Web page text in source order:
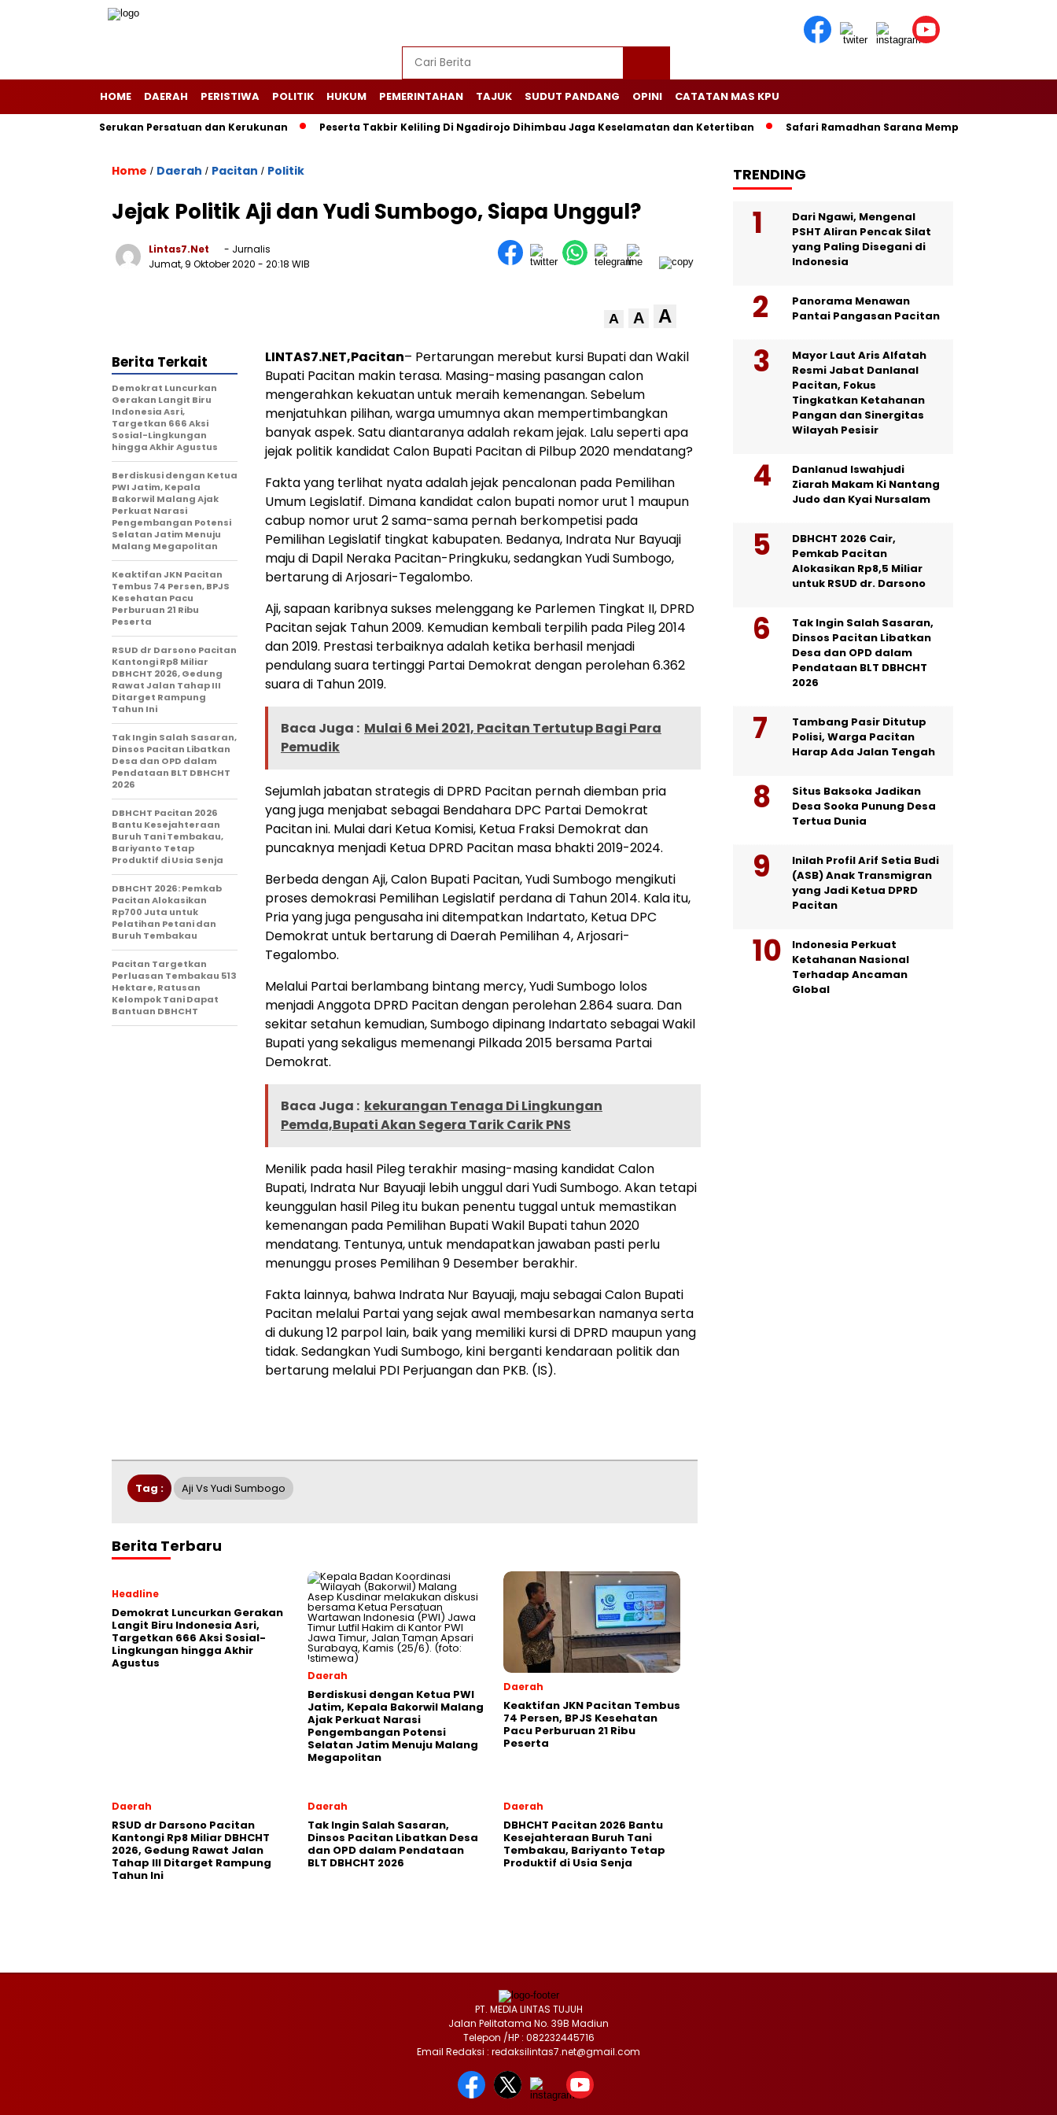
HOME DAERAH PERISTIWA POLITIK HUKUM PEMERINTAHAN TAJUK SUDUT PANDANG OPINI CATATAN MAS KPU
Ngadirojo Serukan Persatuan dan Kerukunan Peserta Takbir Keliling Di Ngadirojo Dihimbau Jaga Keselamatan dan Ketertiban Safari Ramadhan Sarana Mempererat Silaturrahmi
Home / Daerah / Pacitan / Politik
Jejak Politik Aji dan Yudi Sumbogo, Siapa Unggul?
Lintas7.net
- Jurnalis
Jumat, 9 Oktober 2020 - 20:18 WIB
A A A
LINTAS7.NET,Pacitan– Pertarungan merebut kursi Bupati dan Wakil
Bupati Pacitan makin terasa. Masing-masing pasangan calon
mengerahkan kekuatan untuk meraih kemenangan. Sebelum
menjatuhkan pilihan, warga umumnya akan mempertimbangkan
banyak aspek. Satu diantaranya adalah rekam jejak. Lalu seperti apa
jejak politik kandidat Calon Bupati Pacitan di Pilbup 2020 mendatang?
Fakta yang terlihat nyata adalah jejak pencalonan pada Pemilihan
Umum Legislatif. Dimana kandidat calon bupati nomor urut 1 maupun
cabup nomor urut 2 sama-sama pernah berkompetisi pada
Pemilihan Legislatif tingkat kabupaten. Bedanya, Indrata Nur Bayuaji
maju di Dapil Neraka Pacitan-Pringkuku, sedangkan Yudi Sumbogo,
bertarung di Arjosari-Tegalombo.
Aji, sapaan karibnya sukses melenggang ke Parlemen Tingkat II, DPRD
Pacitan sejak Tahun 2009. Kemudian kembali terpilih pada Pileg 2014
dan 2019. Prestasi terbaiknya adalah ketika berhasil menjadi
pendulang suara tertinggi Partai Demokrat dengan perolehan 6.362
suara di Tahun 2019.
Baca Juga : Mulai 6 Mei 2021, Pacitan Tertutup Bagi Para
Pemudik
Sejumlah jabatan strategis di DPRD Pacitan pernah diemban pria
yang juga menjabat sebagai Bendahara DPC Partai Demokrat
Pacitan ini. Mulai dari Ketua Komisi, Ketua Fraksi Demokrat dan
puncaknya menjadi Ketua DPRD Pacitan masa bhakti 2019-2024.
Berbeda dengan Aji, Calon Bupati Pacitan, Yudi Sumbogo mengikuti
proses demokrasi Pemilihan Legislatif perdana di Tahun 2014. Kala itu,
Pria yang juga pengusaha ini ditempatkan Indartato, Ketua DPC
Demokrat untuk bertarung di Daerah Pemilihan 4, Arjosari-
Tegalombo.
Melalui Partai berlambang bintang mercy, Yudi Sumbogo lolos
menjadi Anggota DPRD Pacitan dengan perolehan 2.864 suara. Dan
sekitar setahun kemudian, Sumbogo dipinang Indartato sebagai Wakil
Bupati yang sekaligus memenangi Pilkada 2015 bersama Partai
Demokrat.
Baca Juga : kekurangan Tenaga Di Lingkungan
Pemda,Bupati Akan Segera Tarik Carik PNS
Menilik pada hasil Pileg terakhir masing-masing kandidat Calon
Bupati, Indrata Nur Bayuaji lebih unggul dari Yudi Sumbogo. Akan tetapi
keunggulan hasil Pileg itu bukan penentu tuggal untuk memastikan
kemenangan pada Pemilihan Bupati Wakil Bupati tahun 2020
mendatang. Tentunya, untuk mendapatkan jawaban pasti perlu
menunggu proses Pemilihan 9 Desember berakhir.
Fakta lainnya, bahwa Indrata Nur Bayuaji, maju sebagai Calon Bupati
Pacitan melalui Partai yang sejak awal membesarkan namanya serta
di dukung 12 parpol lain, baik yang memiliki kursi di DPRD maupun yang
tidak. Sedangkan Yudi Sumbogo, kini berganti kendaraan politik dan
bertarung melalui PDI Perjuangan dan PKB. (IS).
Berita Terkait
Demokrat Luncurkan
Gerakan Langit Biru
Indonesia Asri,
Targetkan 666 Aksi
Sosial-Lingkungan
hingga Akhir Agustus
Berdiskusi dengan Ketua
PWI Jatim, Kepala
Bakorwil Malang Ajak
Perkuat Narasi
Pengembangan Potensi
Selatan Jatim Menuju
Malang Megapolitan
Keaktifan JKN Pacitan
Tembus 74 Persen, BPJS
Kesehatan Pacu
Perburuan 21 Ribu
Peserta
RSUD dr Darsono Pacitan
Kantongi Rp8 Miliar
DBHCHT 2026, Gedung
Rawat Jalan Tahap III
Ditarget Rampung
Tahun Ini
Tak Ingin Salah Sasaran,
Dinsos Pacitan Libatkan
Desa dan OPD dalam
Pendataan BLT DBHCHT
2026
DBHCHT Pacitan 2026
Bantu Kesejahteraan
Buruh Tani Tembakau,
Bariyanto Tetap
Produktif di Usia Senja
DBHCHT 2026: Pemkab
Pacitan Alokasikan
Rp700 Juta untuk
Pelatihan Petani dan
Buruh Tembakau
Pacitan Targetkan
Perluasan Tembakau 513
Hektare, Ratusan
Kelompok Tani Dapat
Bantuan DBHCHT
Tag : Aji Vs Yudi Sumbogo
Berita Terbaru
Headline
Demokrat Luncurkan Gerakan
Langit Biru Indonesia Asri,
Targetkan 666 Aksi Sosial-
Lingkungan hingga Akhir
Agustus
Daerah
Berdiskusi dengan Ketua PWI
Jatim, Kepala Bakorwil Malang
Ajak Perkuat Narasi
Pengembangan Potensi
Selatan Jatim Menuju Malang
Megapolitan
Daerah
Keaktifan JKN Pacitan Tembus
74 Persen, BPJS Kesehatan
Pacu Perburuan 21 Ribu
Peserta
Daerah
RSUD dr Darsono Pacitan
Kantongi Rp8 Miliar DBHCHT
2026, Gedung Rawat Jalan
Tahap III Ditarget Rampung
Tahun Ini
Daerah
Tak Ingin Salah Sasaran,
Dinsos Pacitan Libatkan Desa
dan OPD dalam Pendataan
BLT DBHCHT 2026
Daerah
DBHCHT Pacitan 2026 Bantu
Kesejahteraan Buruh Tani
Tembakau, Bariyanto Tetap
Produktif di Usia Senja
TRENDING
Dari Ngawi, Mengenal
PSHT Aliran Pencak Silat
yang Paling Disegani di
Indonesia
Panorama Menawan
Pantai Pangasan Pacitan
Mayor Laut Aris Alfatah
Resmi Jabat Danlanal
Pacitan, Fokus
Tingkatkan Ketahanan
Pangan dan Sinergitas
Wilayah Pesisir
Danlanud Iswahjudi
Ziarah Makam Ki Nantang
Judo dan Kyai Nursalam
DBHCHT 2026 Cair,
Pemkab Pacitan
Alokasikan Rp8,5 Miliar
untuk RSUD dr. Darsono
Tak Ingin Salah Sasaran,
Dinsos Pacitan Libatkan
Desa dan OPD dalam
Pendataan BLT DBHCHT
2026
Tambang Pasir Ditutup
Polisi, Warga Pacitan
Harap Ada Jalan Tengah
Situs Baksoka Jadikan
Desa Sooka Punung Desa
Tertua Dunia
Inilah Profil Arif Setia Budi
(ASB) Anak Transmigran
yang Jadi Ketua DPRD
Pacitan
Indonesia Perkuat
Ketahanan Nasional
Terhadap Ancaman
Global
PT. MEDIA LINTAS TUJUH
Jalan Pelitatama No. 39B Madiun
Telepon /HP : 082232445716
Email Redaksi : redaksilintas7.net@gmail.com